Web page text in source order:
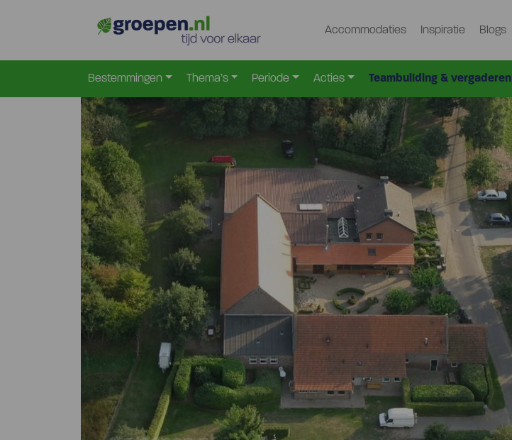
Accommodaties Inspiratie Blogs
Bestemmingen Thema’s Periode Acties Teambuilding & vergaderen
Home > Nederland > Limburg > Posterholt > Pos-055